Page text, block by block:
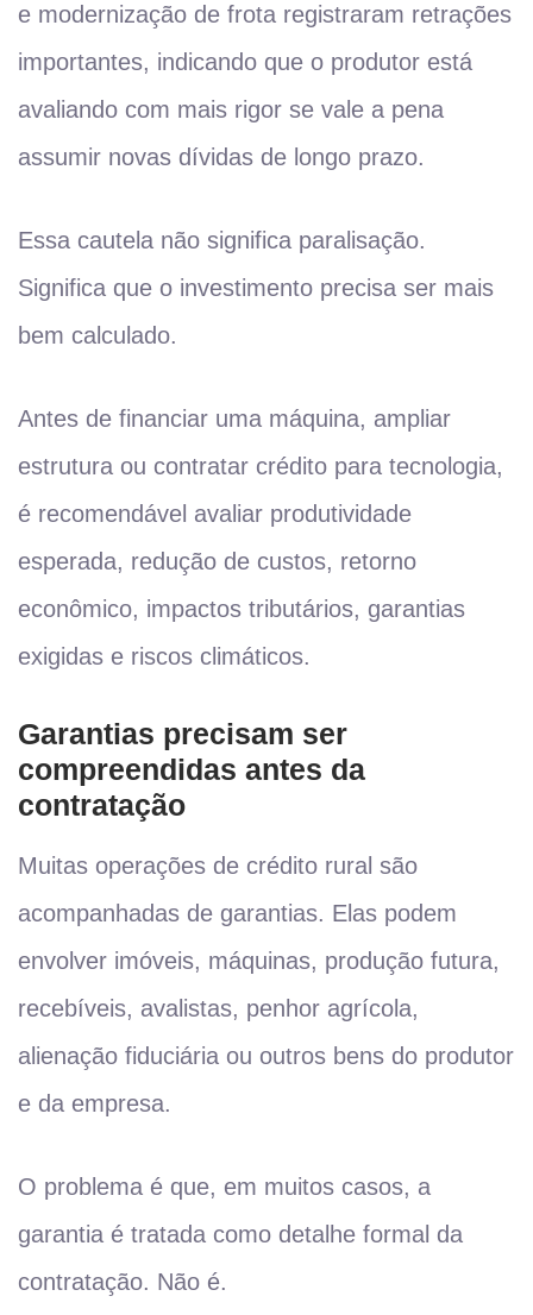
e modernização de frota registraram retrações
importantes, indicando que o produtor está
avaliando com mais rigor se vale a pena
assumir novas dívidas de longo prazo.
Essa cautela não significa paralisação.
Significa que o investimento precisa ser mais
bem calculado.
Antes de financiar uma máquina, ampliar
estrutura ou contratar crédito para tecnologia,
é recomendável avaliar produtividade
esperada, redução de custos, retorno
econômico, impactos tributários, garantias
exigidas e riscos climáticos.
Garantias precisam ser
compreendidas antes da
contratação
Muitas operações de crédito rural são
acompanhadas de garantias. Elas podem
envolver imóveis, máquinas, produção futura,
recebíveis, avalistas, penhor agrícola,
alienação fiduciária ou outros bens do produtor
e da empresa.
O problema é que, em muitos casos, a
garantia é tratada como detalhe formal da
contratação. Não é.